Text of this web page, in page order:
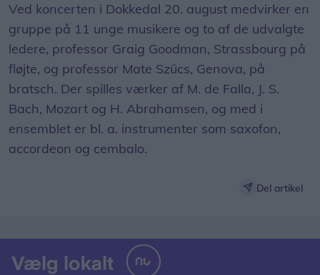
Ved koncerten i Dokkedal 20. august medvirker en
gruppe på 11 unge musikere og to af de udvalgte
ledere, professor Graig Goodman, Strassbourg på
fløjte, og professor Mate Szücs, Genova, på
bratsch. Der spilles værker af M. de Falla, J. S.
Bach, Mozart og H. Abrahamsen, og med i
ensemblet er bl. a. instrumenter som saxofon,
accordeon og cembalo.
Del artikel